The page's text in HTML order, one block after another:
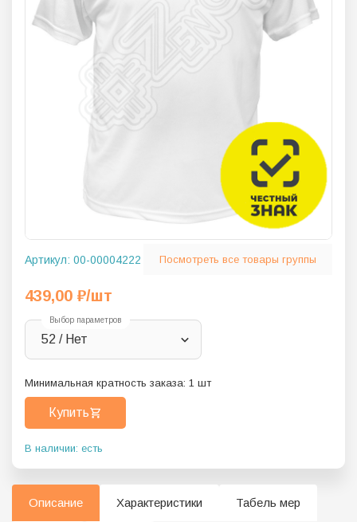
Артикул: 00-00004222 Посмотреть все товары группы
439,00 ₽/шт
Выбор параметров
52 / Нет
Минимальная кратность заказа: 1 шт
Купить
В наличии: есть
Описание Характеристики Табель мер